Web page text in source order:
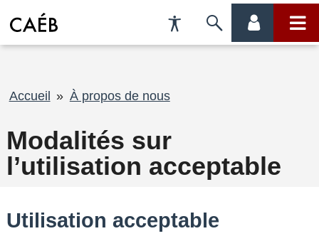
Préférences
d'accessibilité
Passer
menu
Fil
Accueil À propos de nous
Modalités sur
l’utilisation acceptable
Utilisation acceptable